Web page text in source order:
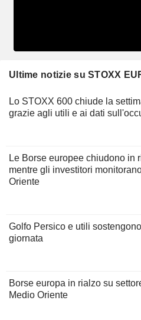
Ultime notizie su STOXX
Lo STOXX 600 chiude la
grazie agli utili e ai dati
Le Borse europee chiudono in
mentre gli investitori
Oriente
Golfo Persico e utili
giornata
Borse europa in rialzo su
Medio Oriente